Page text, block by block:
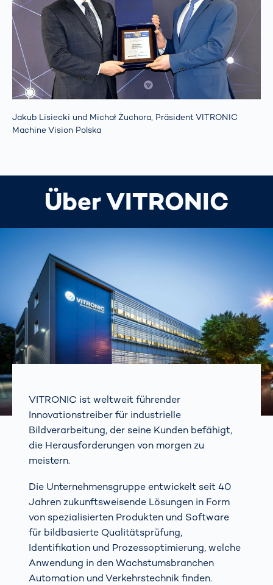
Jakub Lisiecki und Michał Żuchora, Präsident VITRONIC
Machine Vision Polska
Über VITRONIC
VITRONIC ist weltweit führender
Innovationstreiber für industrielle
Bildverarbeitung, der seine Kunden befähigt,
die Herausforderungen von morgen zu
meistern.
Die Unternehmensgruppe entwickelt seit 40
Jahren zukunftsweisende Lösungen in Form
von spezialisierten Produkten und Software
für bildbasierte Qualitätsprüfung,
Identifikation und Prozessoptimierung, welche
Anwendung in den Wachstumsbranchen
Automation und Verkehrstechnik finden.